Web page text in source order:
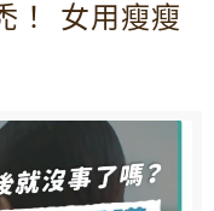
！ 女用瘦瘦